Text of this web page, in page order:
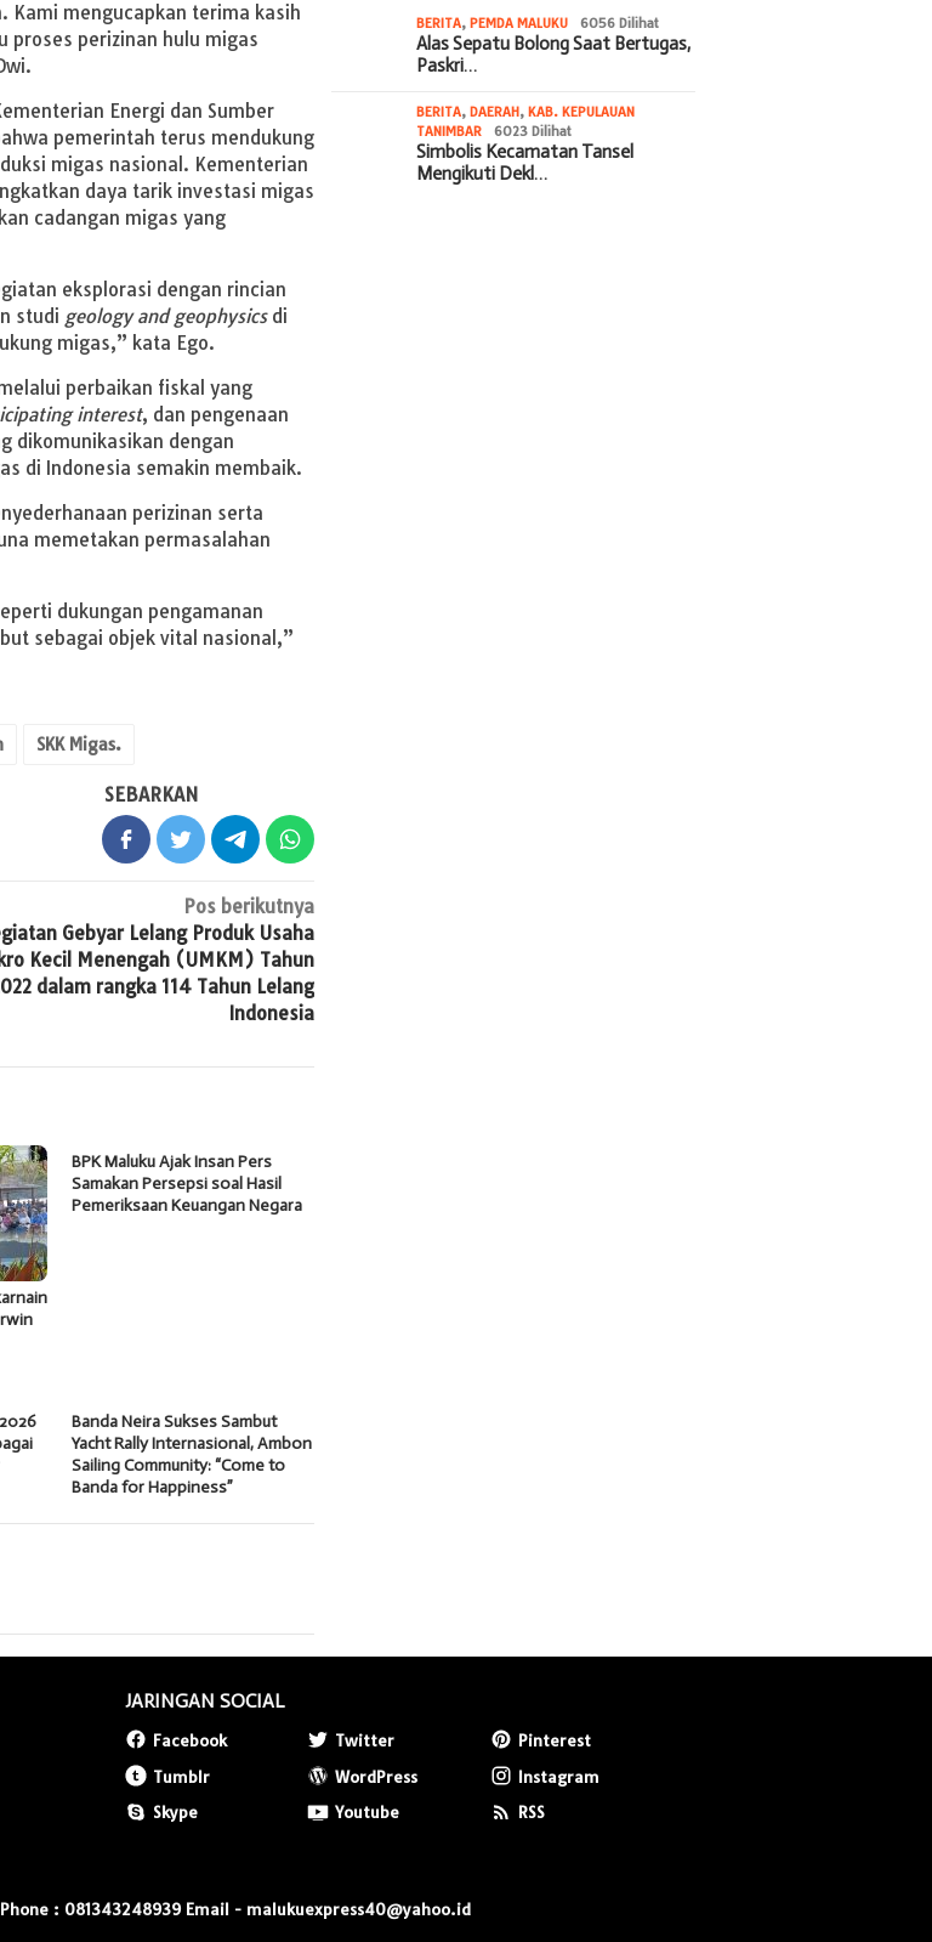
Kami mengucapkan terima kasih
proses perizinan hulu migas
Energi dan Sumber
pemerintah terus mendukung
migas nasional. Kementerian
daya tarik investasi migas
cadangan migas yang
eksplorasi dengan rincian
studi geology and geophysicsdi
migas,” kata Ego.
perbaikan fiskal yang
interest, dan pengenaan
dikomunikasikan dengan
di Indonesia semakin membaik.
perizinan serta
memetakan permasalahan
dukungan pengamanan
sebagai objek vital nasional,”
SKK Migas.
SEBARKAN
Pos berikutnya
Gebyar Lelang Produk Usaha
Kecil Menengah (UMKM) Tahun
dalam rangka 114 Tahun Lelang
Indonesia
BPK Maluku Ajak Insan Pers
Samakan Persepsi soal Hasil
Pemeriksaan Keuangan Negara
Banda Neira Sukses Sambut
Yacht Rally Internasional, Ambon
Sailing Community: “Come to
Banda for Happiness”
BERITA,PEMDA MALUKU 6056 Dilihat
Alas Sepatu Bolong Saat Bertugas,
Paskri…
BERITA,DAERAH,KAB. KEPULAUAN
TANIMBAR
6023 Dilihat
Simbolis Kecamatan Tansel
Mengikuti Dekl…
JARINGAN SOCIAL
Facebook Twitter
Pinterest
Tumblr
WordPress
Instagram
Skype
Youtube RSS
: 081343248939 Email - malukuexpress40@yahoo.id